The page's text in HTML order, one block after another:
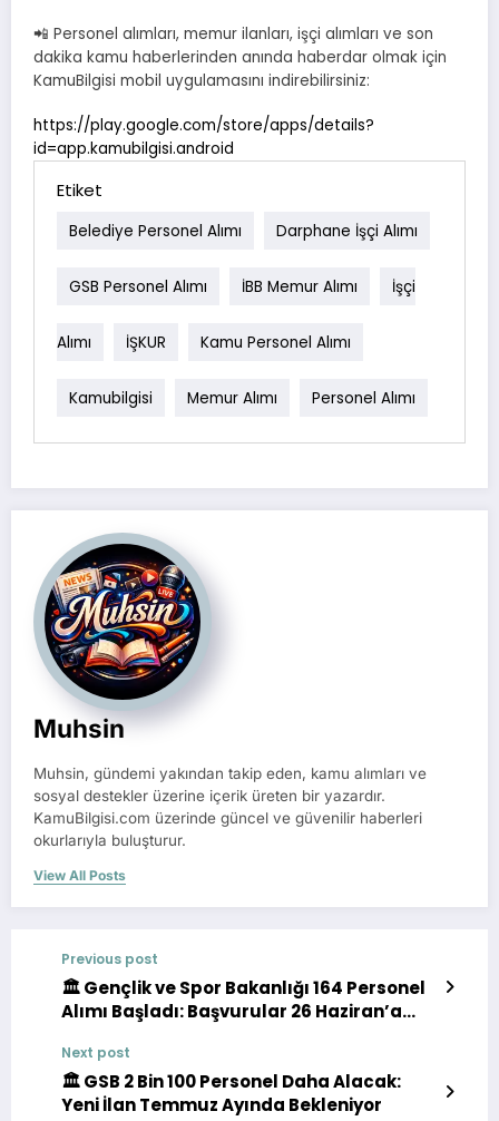
📲 Personel alımları, memur ilanları, işçi alımları ve son
dakika kamu haberlerinden anında haberdar olmak için
KamuBilgisi mobil uygulamasını indirebilirsiniz:
https://play.google.com/store/apps/details?
id=app.kamubilgisi.android
Etiket
Belediye Personel Alımı Darphane İşçi Alımı
GSB Personel Alımı İBB Memur Alımı İşçi
Alımı İŞKUR Kamu Personel Alımı
Kamubilgisi Memur Alımı Personel Alımı
Muhsin
Muhsin, gündemi yakından takip eden, kamu alımları ve
sosyal destekler üzerine içerik üreten bir yazardır.
KamuBilgisi.com üzerinde güncel ve güvenilir haberleri
okurlarıyla buluşturur.
View All Posts
Previous post
🏛️ Gençlik ve Spor Bakanlığı 164 Personel
Alımı Başladı: Başvurular 26 Haziran’a
Next post
🏛️ GSB 2 Bin 100 Personel Daha Alacak:
Yeni İlan Temmuz Ayında Bekleniyor